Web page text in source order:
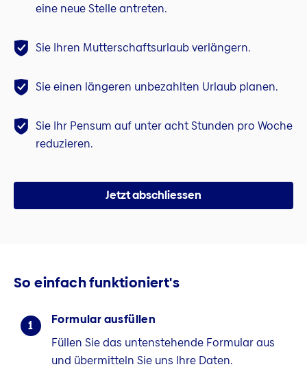
eine neue Stelle antreten.
Sie Ihren Mutterschaftsurlaub verlängern.
Sie einen längeren unbezahlten Urlaub planen.
Sie Ihr Pensum auf unter acht Stunden pro Woche
reduzieren.
Jetzt abschliessen
So einfach funktioniert's
Formular ausfüllen
Füllen Sie das untenstehende Formular aus
und übermitteln Sie uns Ihre Daten.
1